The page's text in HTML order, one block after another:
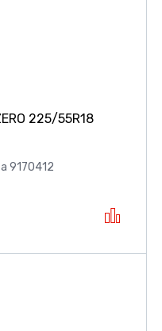
225/55R18
9170412